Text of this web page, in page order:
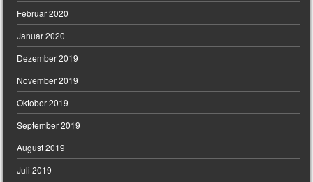
Februar 2020
Januar 2020
Dezember 2019
November 2019
Oktober 2019
September 2019
August 2019
Juli 2019